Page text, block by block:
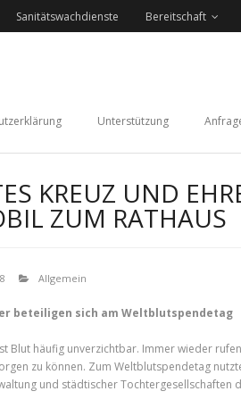
Sanitätswachdienste Bereitschaft
Unterstützung
KREUZ UND
ZUM RATHAUS
Allgemein
beteiligen sich am Weltblutspendetag
Blut häufig unverzichtbar. Immer wieder
zu können. Zum Weltblutspendetag
und städtischer Tochtergesellschaften